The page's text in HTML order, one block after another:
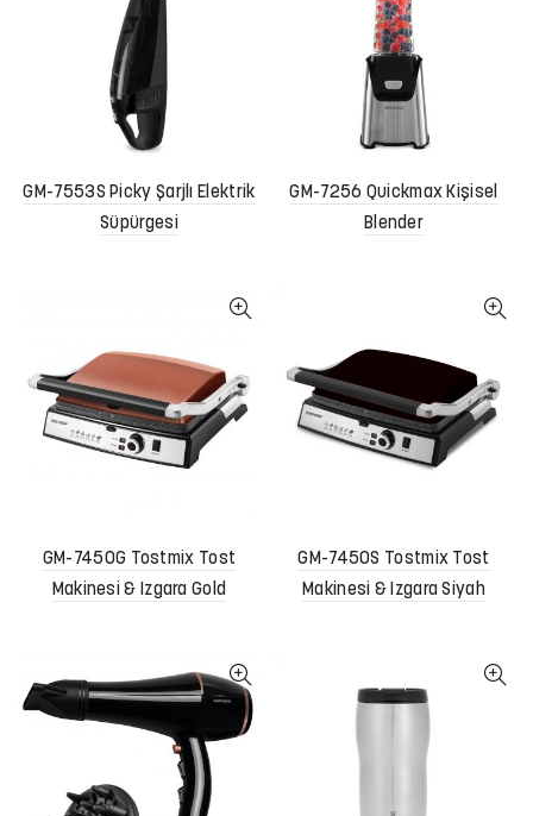
GM-7553S Picky Şarjlı Elektrik
Süpürgesi
GM-7256 Quickmax Kişisel
Blender
GM-7450G Tostmix Tost
Makinesi & Izgara Gold
GM-7450S Tostmix Tost
Makinesi & Izgara Siyah